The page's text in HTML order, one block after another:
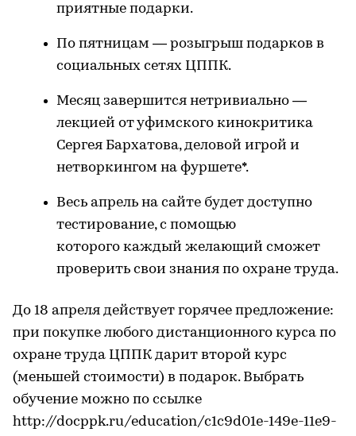
приятные подарки.
По пятницам — розыгрыш подарков в
социальных сетях ЦППК.
Месяц завершится нетривиально —
лекцией от уфимского кинокритика
Сергея Бархатова, деловой игрой и
нетворкингом на фуршете*.
Весь апрель на сайте будет доступно
тестирование, с помощью
которого каждый желающий сможет
проверить свои знания по охране труда.
До 18 апреля действует горячее предложение:
при покупке любого дистанционного курса по
охране труда ЦППК дарит второй курс
(меньшей стоимости) в подарок. Выбрать
обучение можно по ссылке
http://docppk.ru/education/c1c9d01e-149e-11e9-